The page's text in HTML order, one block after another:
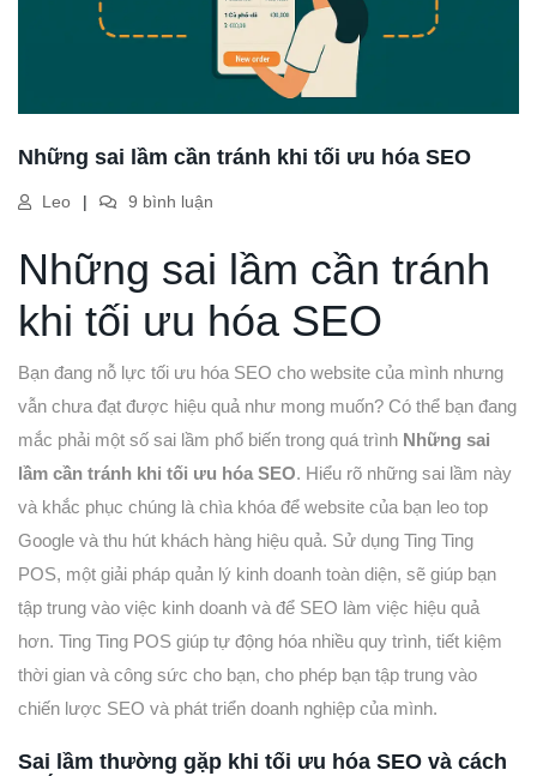
Những sai lầm cần tránh khi tối ưu hóa SEO
Leo 9 bình luận
Những sai lầm cần tránh
khi tối ưu hóa SEO
Bạn đang nỗ lực tối ưu hóa SEO cho website của mình nhưng
vẫn chưa đạt được hiệu quả như mong muốn? Có thể bạn đang
mắc phải một số sai lầm phổ biến trong quá trình Những sai
lầm cần tránh khi tối ưu hóa SEO. Hiểu rõ những sai lầm này
và khắc phục chúng là chìa khóa để website của bạn leo top
Google và thu hút khách hàng hiệu quả. Sử dụng Ting Ting
POS, một giải pháp quản lý kinh doanh toàn diện, sẽ giúp bạn
tập trung vào việc kinh doanh và để SEO làm việc hiệu quả
hơn. Ting Ting POS giúp tự động hóa nhiều quy trình, tiết kiệm
thời gian và công sức cho bạn, cho phép bạn tập trung vào
chiến lược SEO và phát triển doanh nghiệp của mình.
Sai lầm thường gặp khi tối ưu hóa SEO và cách